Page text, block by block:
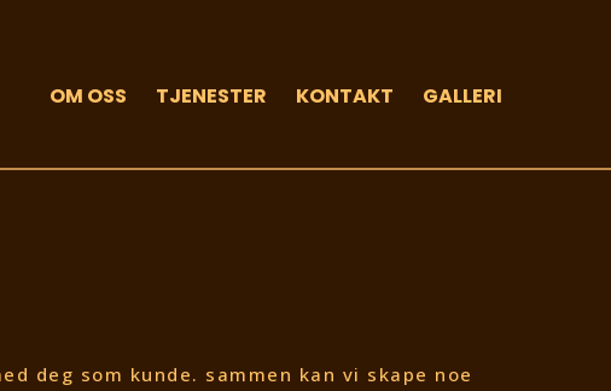
OM OSS TJENESTER KONTAKT GALLERI
deg som kunde. sammen kan vi skape noe